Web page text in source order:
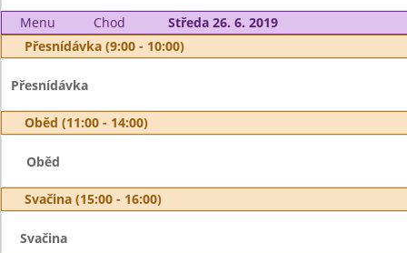
Menu Chod
Středa 26. 6. 2019
Přesnídávka (9:00 - 10:00)
Přesnídávka
Oběd (11:00 - 14:00)
Oběd
Svačina (15:00 - 16:00)
Svačina